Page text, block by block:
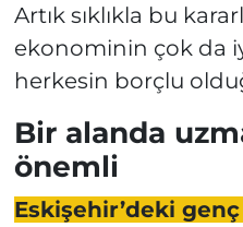
Artık sıklıkla bu
ekonominin çok da
herkesin borçlu
Bir alanda
önemli
Eskişehir’deki